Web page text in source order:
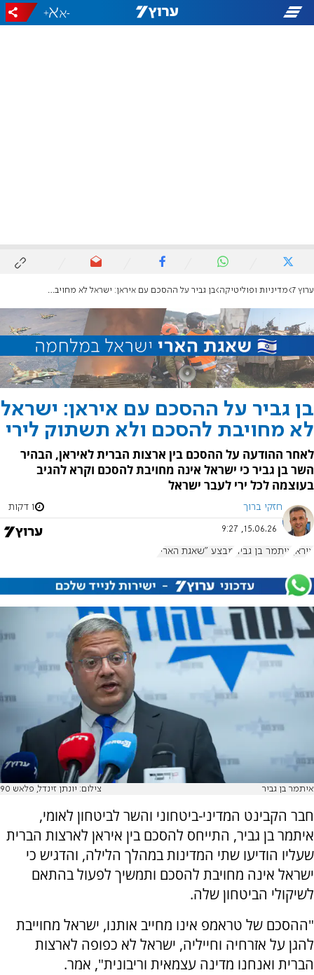
-
+
ערוץ 7 מדיניות ופוליטיקה בן גביר על ההסכם עם איראן: ישראל לא מחויבת להסכם ולא תשתוק לירי
בן גביר על ההסכם עם איראן: ישראל
לא מחויבת להסכם ולא תשתוק לירי
לאחר ההודעה על ההסכם בין ארצות הברית לאיראן, הבהיר
השר בן גביר כי ישראל אינה מחויבת להסכם וקרא להגיב
בעוצמה לכל ירי לעבר ישראל
חזקי ברוך 1 דקות
15.06.26, 9:27
איראן איתמר בן גביר מבצע "שאגת הארי"
איתמר בן גביר צילום: יונתן זינדל, פלאש 90
חבר הקבינט המדיני-ביטחוני והשר לביטחון לאומי,
איתמר בן גביר, התייחס להסכם בין איראן לארצות הברית
שעליו הודיעו שתי המדינות במהלך הלילה, והדגיש כי
ישראל אינה מחויבת להסכם ותמשיך לפעול בהתאם
לשיקולי הביטחון שלה.
"ההסכם של טראמפ אינו מחייב אותנו, ישראל מחוייבת
להגן על אזרחיה וחייליה, ישראל לא כפופה לארצות
הברית ואנחנו מדינה עצמאית וריבונית", אמר.